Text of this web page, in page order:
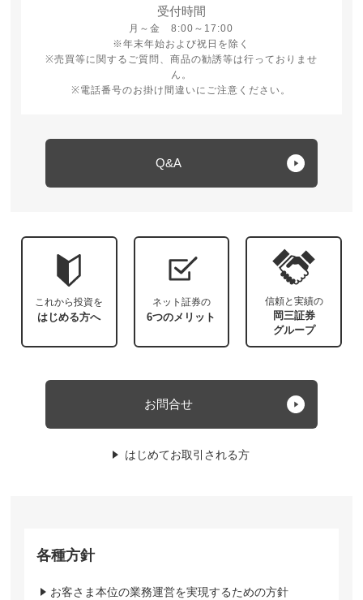
受付時間
月～金 8:00～17:00
月曜日から金曜日 8時から17時
※年末年始および祝日を除く
※売買等に関するご質問、商品の勧誘等は行っておりませ
ん。
※電話番号のお掛け間違いにご注意ください。
Q&A
これから投資を
はじめる方へ
ネット証券の
6つのメリット
信頼と実績の
岡三証券
グループ
お問合せ
はじめてお取引される方
各種方針
お客さま本位の業務運営を実現するための方針